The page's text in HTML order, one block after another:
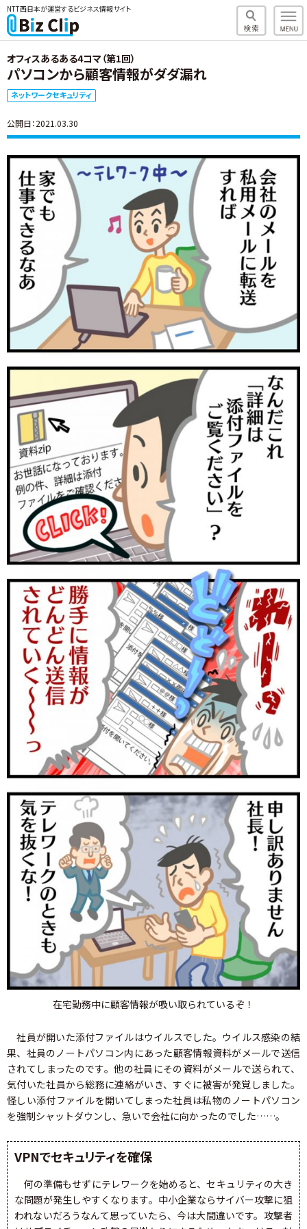
NTT西日本が運営するビジネス情報サイト
オフィスあるある4コマ（第1回）
パソコンから顧客情報がダダ漏れ
ネットワークセキュリティ
公開日：2021.03.30
在宅勤務中に顧客情報が吸い取られているぞ！
社員が開いた添付ファイルはウイルスでした。ウイルス感染の結
果、社員のノートパソコン内にあった顧客情報資料がメールで送信
されてしまったのです。他の社員にその資料がメールで送られて、
気付いた社員から総務に連絡がいき、すぐに被害が発覚しました。
怪しい添付ファイルを開いてしまった社員は私物のノートパソコン
を強制シャットダウンし、急いで会社に向かったのでした……。
VPNでセキュリティを確保
何の準備もせずにテレワークを始めると、セキュリティの大き
な問題が発生しやすくなります。中小企業ならサイバー攻撃に狙
われないだろうなんて思っていたら、今は大間違いです。攻撃者